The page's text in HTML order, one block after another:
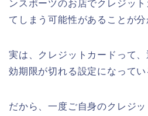
ンスポーツのお店でクレジッ
てしまう可能性があることが分
実は、クレジットカードって
効期限が切れる設定になって
だから、一度ご自身のクレジ